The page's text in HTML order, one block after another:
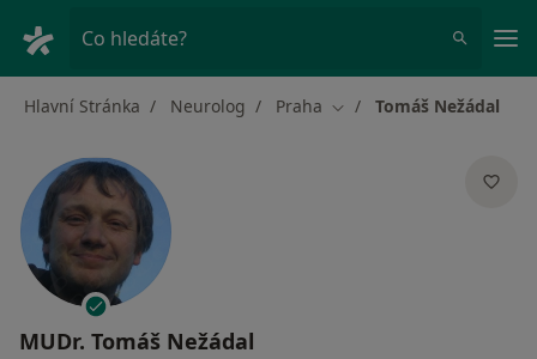
Co hledáte?
Hlavní Stránka Neurolog Praha Změna města
Tomáš Nežádal
MUDr. Tomáš Nežádal